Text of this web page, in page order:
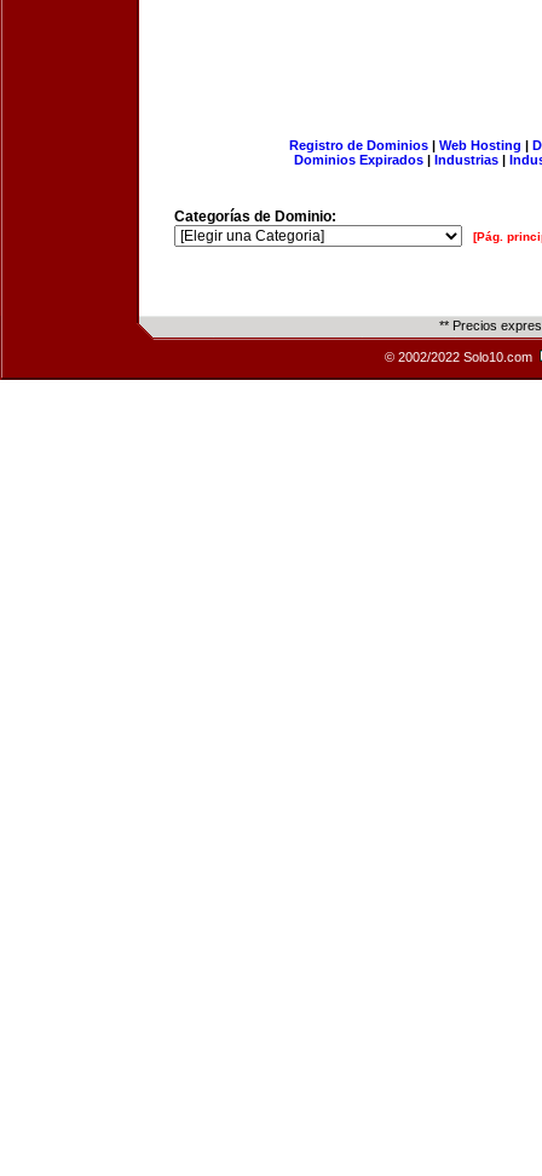
Registro de Dominios| Web Hosting |
Dominios Expirados | Industrias |
Categorías de Dominio:
[Pág.
** Precios
© 2002/2022 Solo10.com